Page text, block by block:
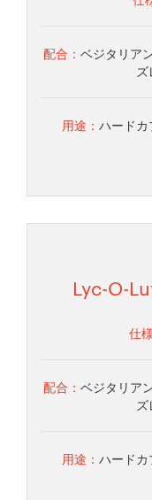
配合： ベジタリア
用途： ハードカ
Lyc-O-
仕
配合： ベジタリア
用途： ハードカ